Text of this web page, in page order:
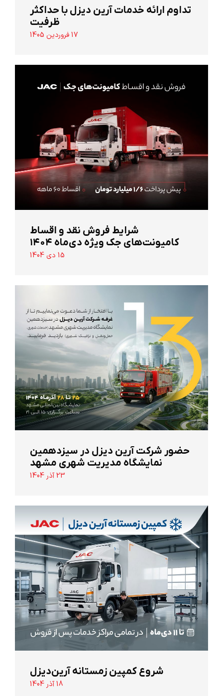
تداوم ارائه خدمات آرین دیزل با حداکثر
ظرفیت
17 فروردین 1405
شرایط فروش نقد و اقساط
کامیونت‌های جک ویژه دی‌ماه ۱۴۰۴
15 دی 1404
حضور شرکت آرین ‌دیزل در سیزدهمین
نمایشگاه مدیریت شهری مشهد
23 آذر 1404
شروع کمپین زمستانه آرین‌دیزل
18 آذر 1404